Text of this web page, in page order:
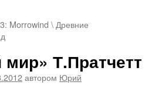
Morrowind \ Древние
Т.Пратчетт
автором Юрий